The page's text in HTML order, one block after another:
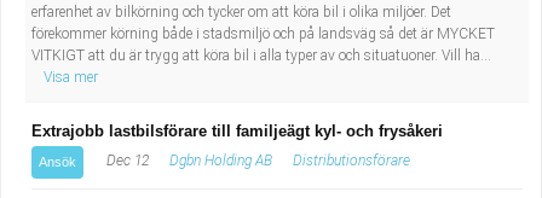
erfarenhet av bilkörning och tycker om att köra bil i olika miljöer. Det
förekommer körning både i stadsmiljö och på landsväg så det är MYCKET
VITKIGT att du är trygg att köra bil i alla typer av och situatuoner. Vill ha...
Visa mer
Extrajobb lastbilsförare till familjeägt kyl- och frysåkeri
Ansök Dec 12 Dgbn Holding AB Distributionsförare